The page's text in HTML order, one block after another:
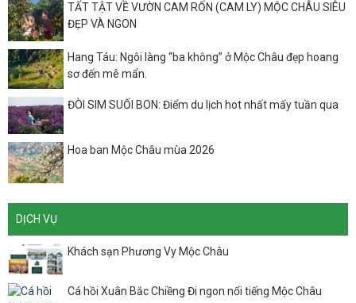
TẤT TẬT VỀ VƯỜN CAM RỐN (CAM LY) MỘC CHÂU SIÊU
ĐẸP VÀ NGON
Hang Táu: Ngôi làng “ba không” ở Mộc Châu đẹp hoang
sơ đến mê mẩn.
ĐÒI SIM SUỐI BON: Điểm du lịch hot nhất mấy tuần qua
Hoa ban Mộc Châu mùa 2026
DỊCH VỤ
Khách sạn Phương Vy Mộc Châu
Cá hồi Xuân Bắc Chiềng Đi ngon nổi tiếng Mộc Châu